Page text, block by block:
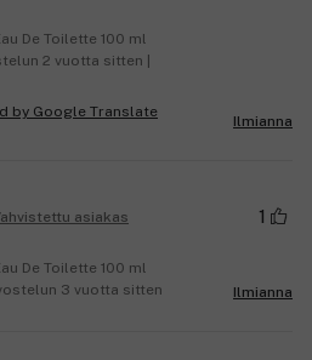
De Toilette 100 ml
2 vuotta sitten |
Ilmianna
asiakas 1
De Toilette 100 ml
3 vuotta sitten
Ilmianna